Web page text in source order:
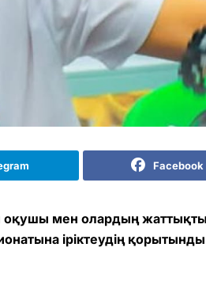
Facebook
оқушы мен олардың
іріктеудің қорытынды